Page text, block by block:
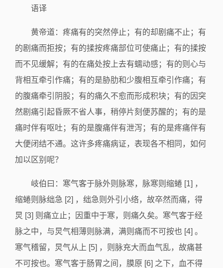
语译
黄帝道：疼痛有的突然停止；有的却剧痛不止；有
的剧痛而拒按；有的揉按疼痛部位可使痛止；有的揉按
而不见缓解；有的在痛处按上去有蠕动感；有的则心与
背相互牵引作痛；有的是胁肋和少腹相互牵引作痛；有
的腹痛牵引阴股；有的痛久不愈而形成积块；有的因突
然剧痛引起昏厥不省人事，稍停片刻便苏醒的；有的是
痛时伴有呕吐；有的是腹痛伴有泄泻；有的是疼痛伴有
大便闭结不通。这许多疼痛病证，表现各不相同，如何
加以区别呢？
岐伯曰：寒气客于脉外则脉寒，脉寒则缩蜷 [1] ，
缩蜷则脉绌急 [2] ，绌急则外引小络，故卒然而痛，得
炅 [3] 则痛立止；因重中于寒，则痛久矣。寒气客于经
脉之中，与炅气相薄则脉满，满则痛而不可按也 [4] 。
寒气稽留，炅气从上 [5] ，则脉充大而血气乱，故痛甚
不可按也。寒气客于肠胃之间，膜原 [6] 之下，血不得